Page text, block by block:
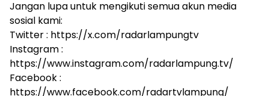
Jangan lupa untuk mengikuti semua akun media
sosial kami:
Twitter : https://x.com/radarlampungtv
Instagram :
https://www.instagram.com/radarlampung.tv/
Facebook :
https://www.facebook.com/radartvlampung/